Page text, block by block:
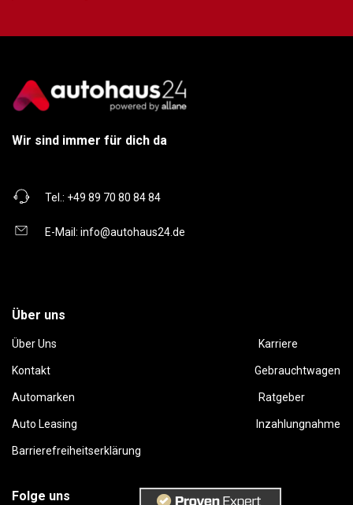
Wir sind immer für dich da
Tel.: +49 89 70 80 84 84
E-Mail: info@autohaus24.de
Über uns
Über Uns Karriere
Kontakt Gebrauchtwagen
Automarken Ratgeber
Auto Leasing Inzahlungnahme
Barrierefreiheitserklärung
Folge uns